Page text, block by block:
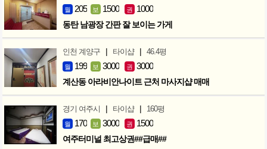
월 205 보 1500 권 1000
동탄 남광장 간판 잘 보이는 가게
인천 계양구 | 타이샵 | 46.4평
월 199 보 3000 권 3000
계산동 아라비안나이트 근처 마사지샵 매매
경기 여주시 | 타이샵 | 160평
월 170 보 3000 권 1500
여주터미널 최고상권##급매##